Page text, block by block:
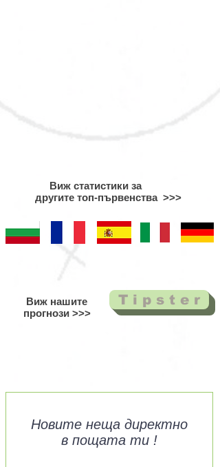
Виж статистики за
другите топ-първенства >>>
Виж нашите
прогнози>>>
T i p s t e r
Новите неща директно
в пощата ти !